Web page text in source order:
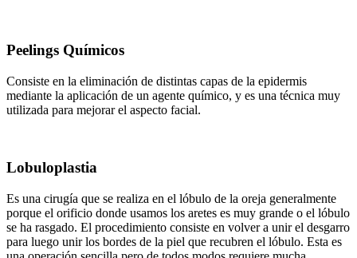
Peelings Químicos
Consiste en la eliminación de distintas capas de la epidermis
mediante la aplicación de un agente químico, y es una técnica muy
utilizada para mejorar el aspecto facial.
Lobuloplastia
Es una cirugía que se realiza en el lóbulo de la oreja generalmente
porque el orificio donde usamos los aretes es muy grande o el lóbulo
se ha rasgado. El procedimiento consiste en volver a unir el desgarro
para luego unir los bordes de la piel que recubren el lóbulo. Esta es